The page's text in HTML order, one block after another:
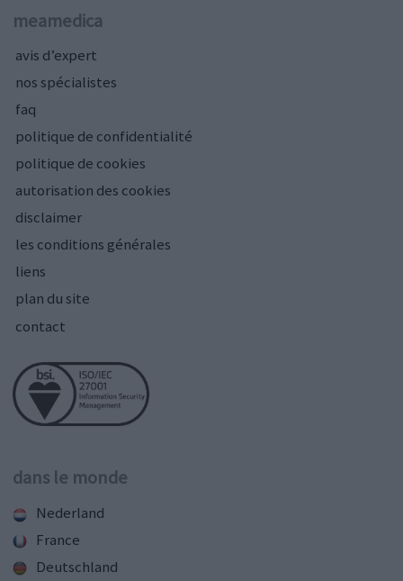
meamedica
avis d’expert
nos spécialistes
faq
politique de confidentialité
politique de cookies
autorisation des cookies
disclaimer
les conditions générales
liens
plan du site
contact
dans le monde
Nederland
France
Deutschland